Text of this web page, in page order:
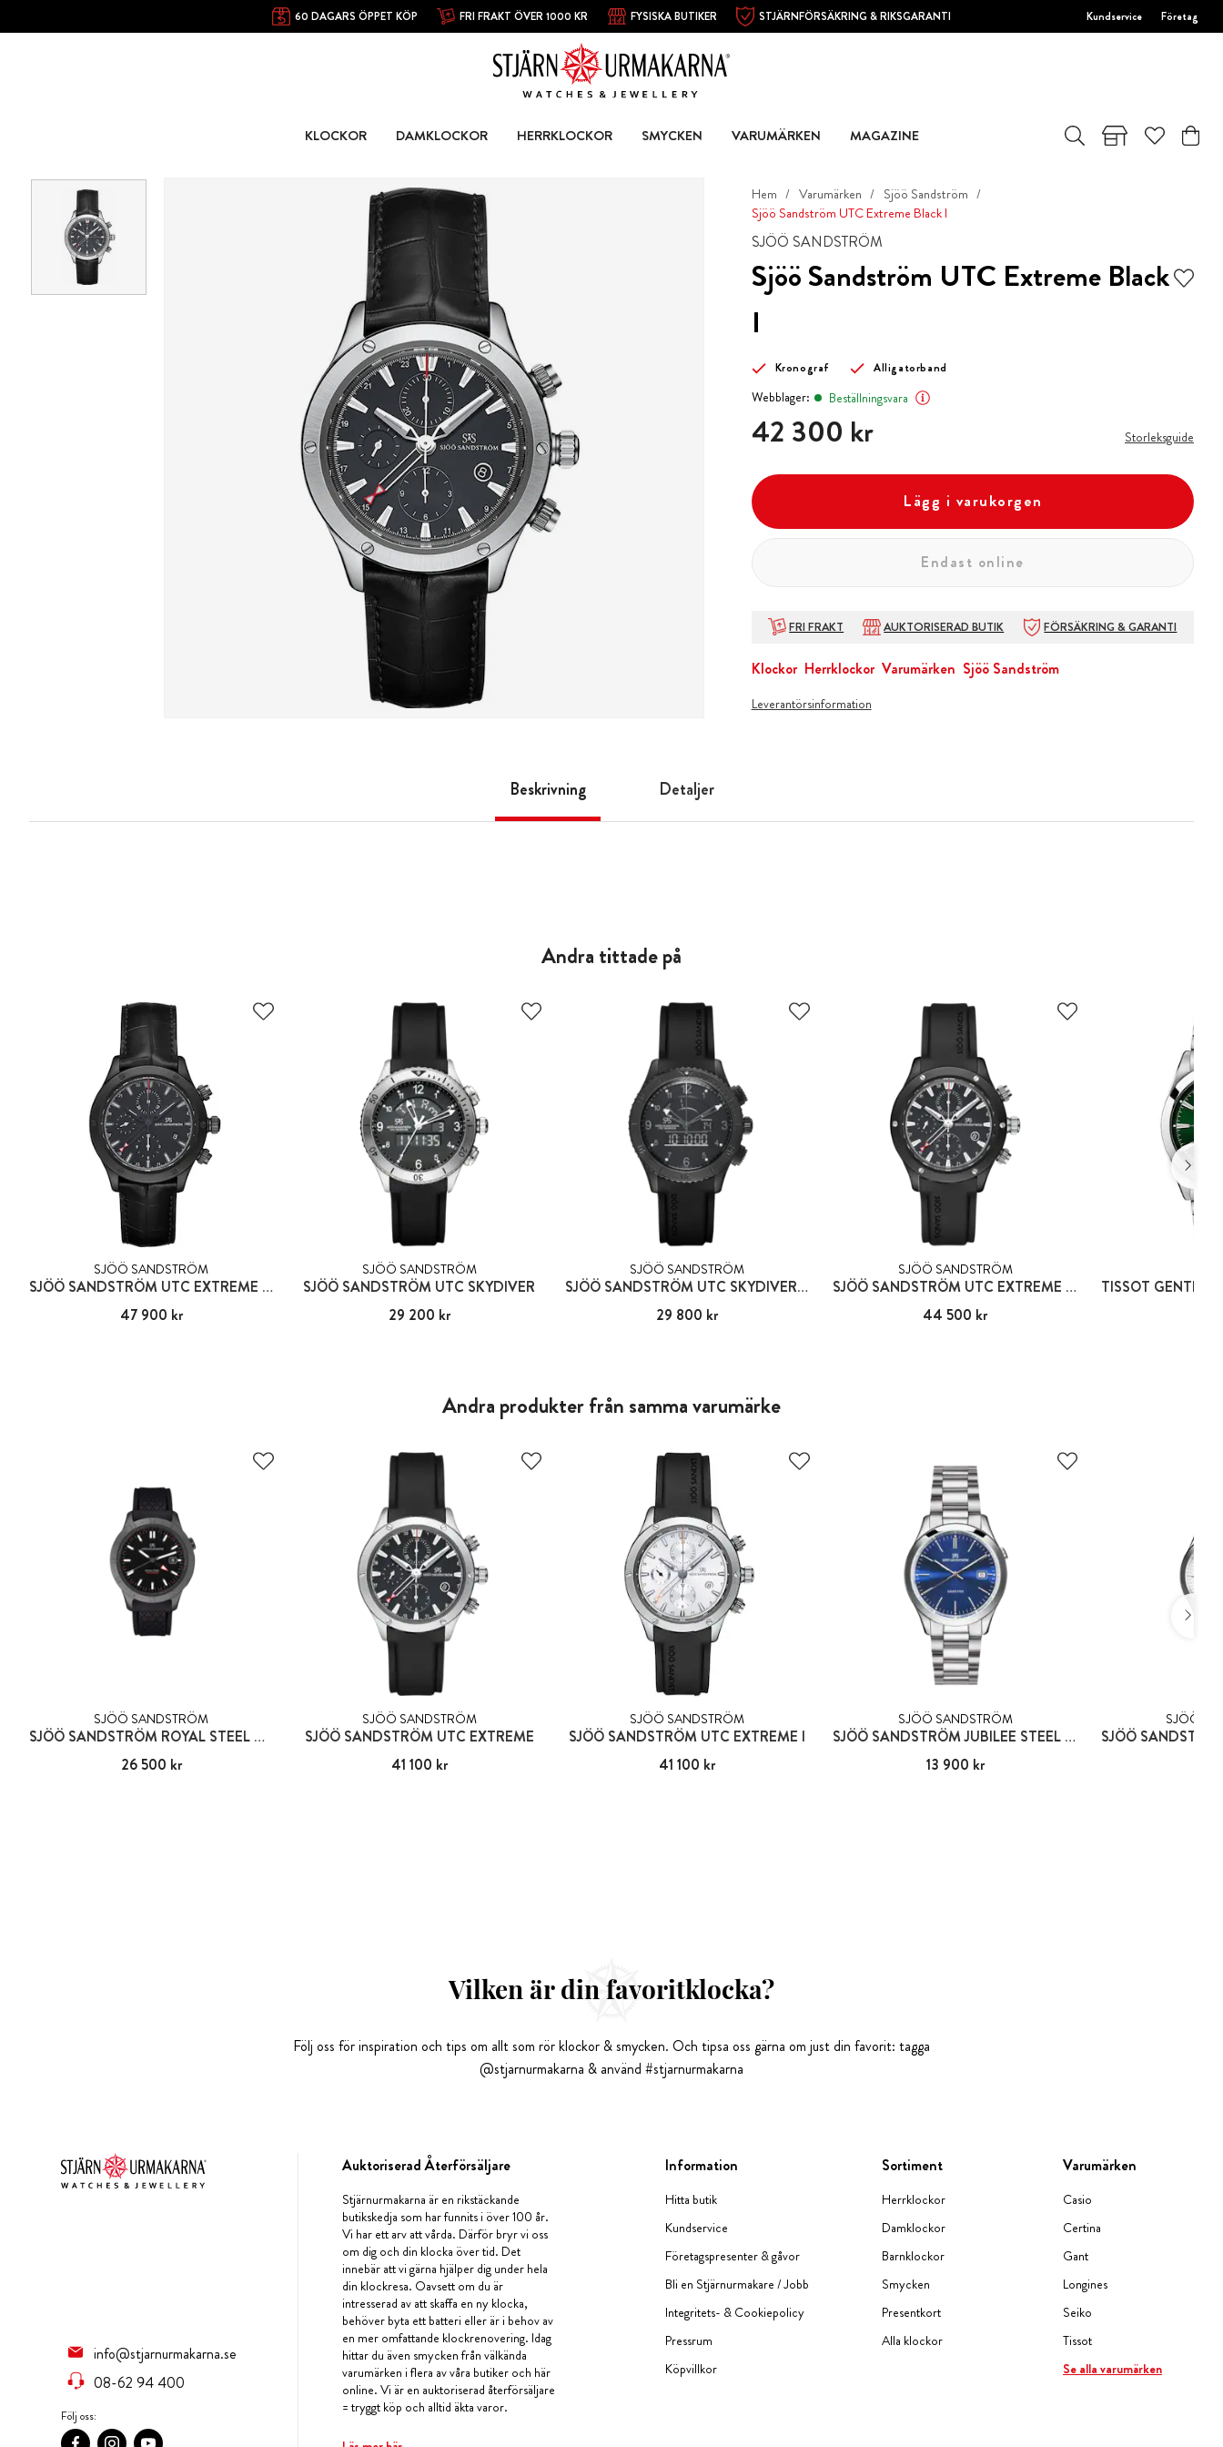
60 DAGARS ÖPPET KÖP FRI FRAKT ÖVER 1000 KR FYSISKA BUTIKER STJÄRNFÖRSÄKRING & RIKSGARANTI Kundservice Företag
KLOCKOR DAMKLOCKOR HERRKLOCKOR SMYCKEN VARUMÄRKEN MAGAZINE
Hem Varumärken
Sjöö Sandström
Sjöö Sandström UTC Extreme Black I
SJÖÖ SANDSTRÖM
Sjöö Sandström UTC Extreme Black
I
Kronograf Alligatorband
Webblager: Beställningsvara
Pris:42 300 kr
42 300 kr Storleksguide
Lägg i varukorgen
Endast online
FRI FRAKT AUKTORISERAD BUTIK FÖRSÄKRING & GARANTI
Klockor Herrklockor Varumärken Sjöö Sandström
Leverantörsinformation
Beskrivning Detaljer
Andra tittade på
SJÖÖ SANDSTRÖM
SJÖÖ SANDSTRÖM UTC EXTREME BLACK I
Pris:47 900 kr
47 900 kr
SJÖÖ SANDSTRÖM
SJÖÖ SANDSTRÖM UTC SKYDIVER
Pris:29 200 kr
29 200 kr
SJÖÖ SANDSTRÖM
SJÖÖ SANDSTRÖM UTC SKYDIVER BLACK NIGHT
Pris:29 800 kr
29 800 kr
SJÖÖ SANDSTRÖM
SJÖÖ SANDSTRÖM UTC EXTREME BLACK II
Pris:44 500 kr
44 500 kr
Andra produkter från samma varumärke
SJÖÖ SANDSTRÖM
SJÖÖ SANDSTRÖM ROYAL STEEL WORLDTIMER
Pris:26 500 kr
26 500 kr
SJÖÖ SANDSTRÖM
SJÖÖ SANDSTRÖM UTC EXTREME
Pris: 41 100 kr
41 100 kr
SJÖÖ SANDSTRÖM
SJÖÖ SANDSTRÖM UTC EXTREME I
Pris: 41 100 kr
41 100 kr
SJÖÖ SANDSTRÖM
SJÖÖ SANDSTRÖM JUBILEE STEEL GENT
Pris: 13 900 kr
13 900 kr
SJÖÖ
Vilken är din favoritklocka?
Följ oss för inspiration och tips om allt som rör klockor & smycken. Och tipsa oss gärna om just din favorit: tagga
@stjarnurmakarna & använd #stjarnurmakarna
info@stjarnurmakarna.se
08-62 94 400
Följ oss:
Auktoriserad Återförsäljare
Stjärnurmakarna är en rikstäckande
butikskedja som har funnits i över 100 år.
Vi har ett arv att vårda. Därför bryr vi oss
om dig och din klocka över tid. Det
innebär att vi gärna hjälper dig under hela
din klockresa. Oavsett om du är
intresserad av att skaffa en ny klocka,
behöver byta ett batteri eller är i behov av
en mer omfattande klockrenovering. Idag
hittar du även smycken från välkända
varumärken i flera av våra butiker och här
online. Vi är en auktoriserad återförsäljare
= tryggt köp och alltid äkta varor.
Information
Hitta butik
Kundservice
Företagspresenter & gåvor
Bli en Stjärnurmakare / Jobb
Integritets- & Cookiepolicy
Pressrum
Köpvillkor
Sortiment
Herrklockor
Damklockor
Barnklockor
Smycken
Presentkort
Alla klockor
Varumärken
Casio
Certina
Gant
Longines
Seiko
Tissot
Se alla varumärken